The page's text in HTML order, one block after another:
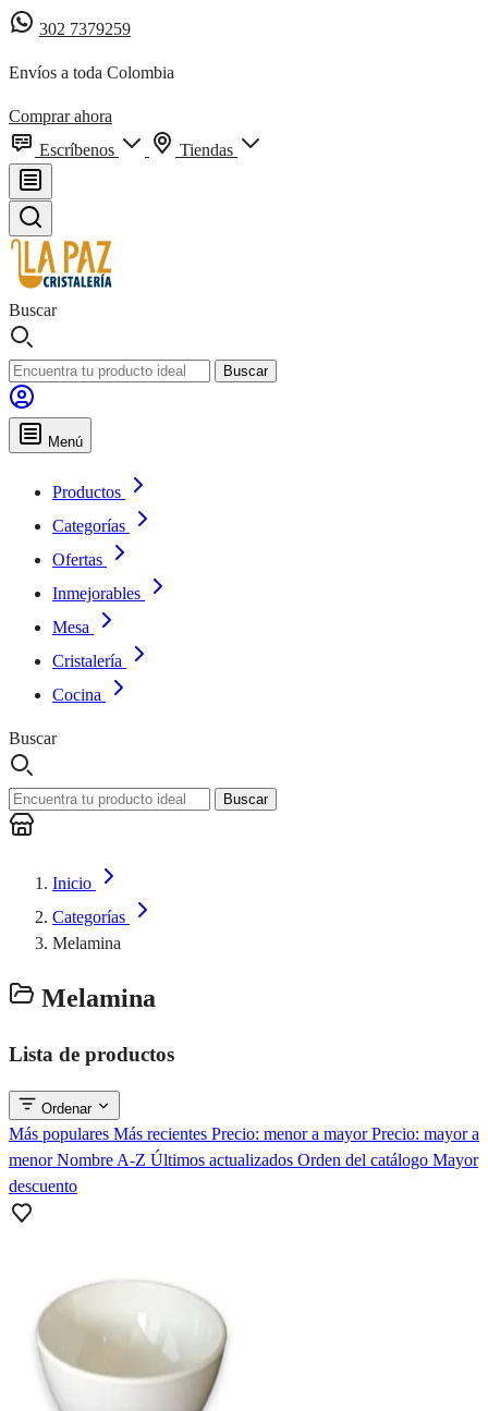
302 7379259
Envíos a toda Colombia
Comprar ahora
Escríbenos
Tiendas
Buscar
Buscar
Menú
Productos
Categorías
Ofertas
Inmejorables
Mesa
Cristalería
Cocina
Buscar
Buscar
Inicio
Categorías
Melamina
Melamina
Lista de productos
Ordenar
Más populares Más recientes Precio: menor a mayorPrecio: mayor a
menorNombre A-Z Últimos actualizados Orden del catálogo Mayor
descuento